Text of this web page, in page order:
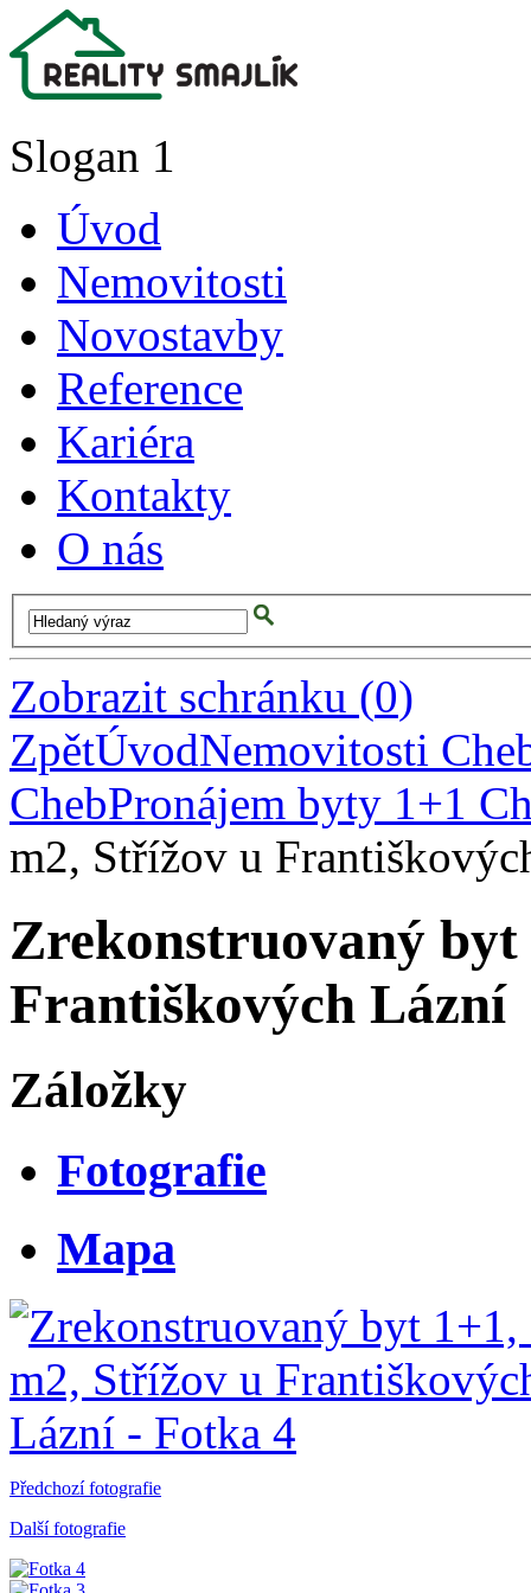
Slogan 1
Úvod
Nemovitosti
Novostavby
Reference
Kariéra
Kontakty
O nás
Zobrazit schránku (0)
ZpětÚvodNemovitosti
ChebPronájem byty 1+1
m2, Střížov u
Zrekonstruovaný byt
Františkových Lázní
Záložky
Fotografie
Mapa
Předchozí fotografie
Další fotografie